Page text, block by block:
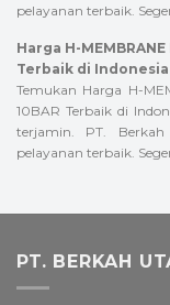
pelayanan terbaik.
Harga H-MEMBRANE
Terbaik di Indonesia
Temukan Harga H-
10BAR Terbaik di
terjamin. PT.
pelayanan terbaik.
PT. BERKAH